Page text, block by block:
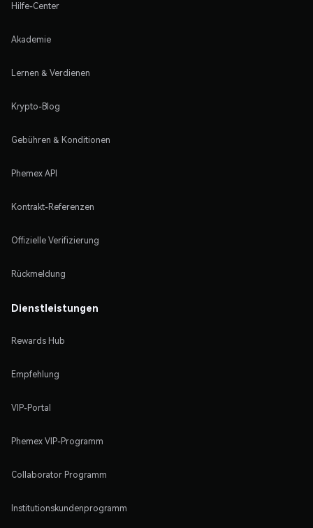
Hilfe-Center
Akademie
Lernen & Verdienen
Krypto-Blog
Gebühren & Konditionen
Phemex API
Kontrakt-Referenzen
Offizielle Verifizierung
Rückmeldung
Dienstleistungen
Rewards Hub
Empfehlung
VIP-Portal
Phemex VIP-Programm
Collaborator Programm
Institutionskundenprogramm